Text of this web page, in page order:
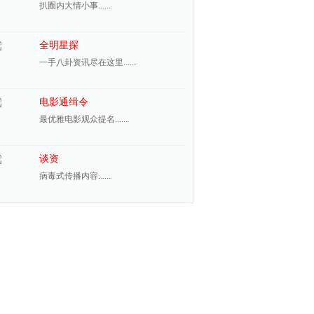
扒圈内大情小事......
全明星探
一手八卦资讯尽在这里......
电影通缉令
最优雅电影观众提名......
谈资
病毒式传播内容......